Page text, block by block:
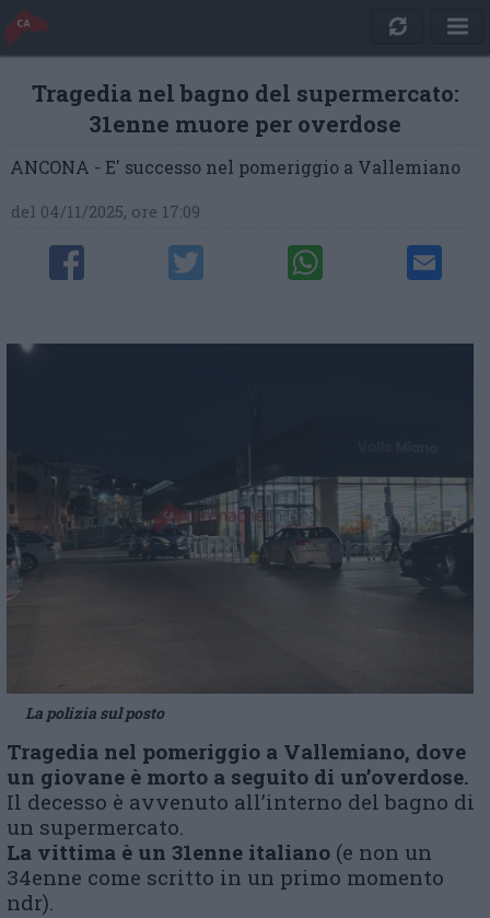
Tragedia nel bagno del supermercato:
31enne muore per overdose
ANCONA - E' successo nel pomeriggio a Vallemiano
del 04/11/2025, ore 17:09
La polizia sul posto
Tragedia nel pomeriggio a Vallemiano, dove
un giovane è morto a seguito di un’overdose.
Il decesso è avvenuto all’interno del bagno di
un supermercato.
La vittima è un 31enne italiano (e non un
34enne come scritto in un primo momento
ndr).